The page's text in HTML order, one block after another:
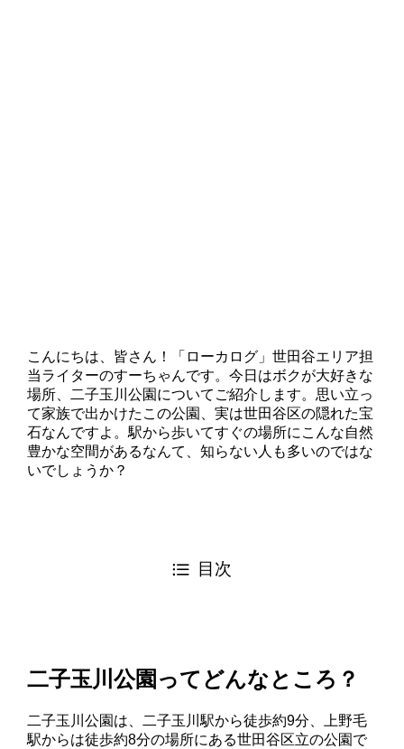
こんにちは、皆さん！「ローカログ」世田谷エリア担
当ライターのすーちゃんです。今日はボクが大好きな
場所、二子玉川公園についてご紹介します。思い立っ
て家族で出かけたこの公園、実は世田谷区の隠れた宝
石なんですよ。駅から歩いてすぐの場所にこんな自然
豊かな空間があるなんて、知らない人も多いのではな
いでしょうか？
目次
二子玉川公園ってどんなところ？
二子玉川公園は、二子玉川駅から徒歩約9分、上野毛
駅からは徒歩約8分の場所にある世田谷区立の公園で